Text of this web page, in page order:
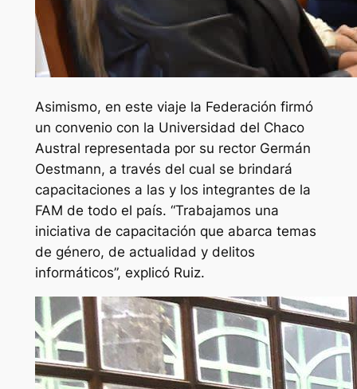
Asimismo, en este viaje la Federación firmó
un convenio con la Universidad del Chaco
Austral representada por su rector Germán
Oestmann, a través del cual se brindará
capacitaciones a las y los integrantes de la
FAM de todo el país. “Trabajamos una
iniciativa de capacitación que abarca temas
de género, de actualidad y delitos
informáticos”, explicó Ruiz.